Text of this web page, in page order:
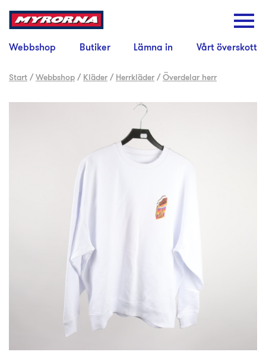
Webbshop Butiker Lämna in Vårt överskott
Start /Webbshop / Kläder / Herrkläder /Överdelar herr